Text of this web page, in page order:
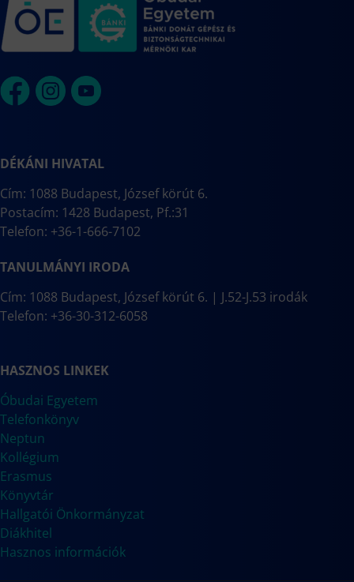
DÉKÁNI HIVATAL
Cím: 1088 Budapest, József körút 6.
Postacím: 1428 Budapest, Pf.:31
Telefon: +36-1-666-7102
TANULMÁNYI IRODA
Cím: 1088 Budapest, József körút 6. | J.52-J.53 irodák
Telefon: +36-30-312-6058
HASZNOS LINKEK
Óbudai Egyetem
Telefonkönyv
Neptun
Kollégium
Erasmus
Könyvtár
Hallgatói Önkormányzat
Diákhitel
Hasznos információk